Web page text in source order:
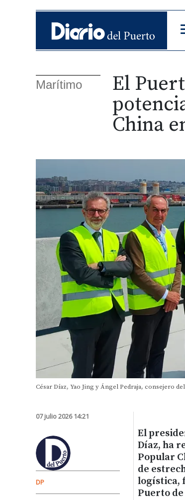
Marítimo
El
China
César Díaz, Yao Jing y Ángel Pedraja, consejero
07 julio 2026 14:21
DP
El
Díaz, ha
Popular
de
logística,
Puerto